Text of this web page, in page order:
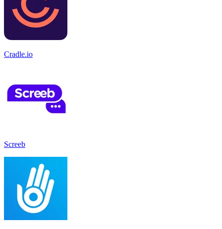
Cradle.io
Screeb